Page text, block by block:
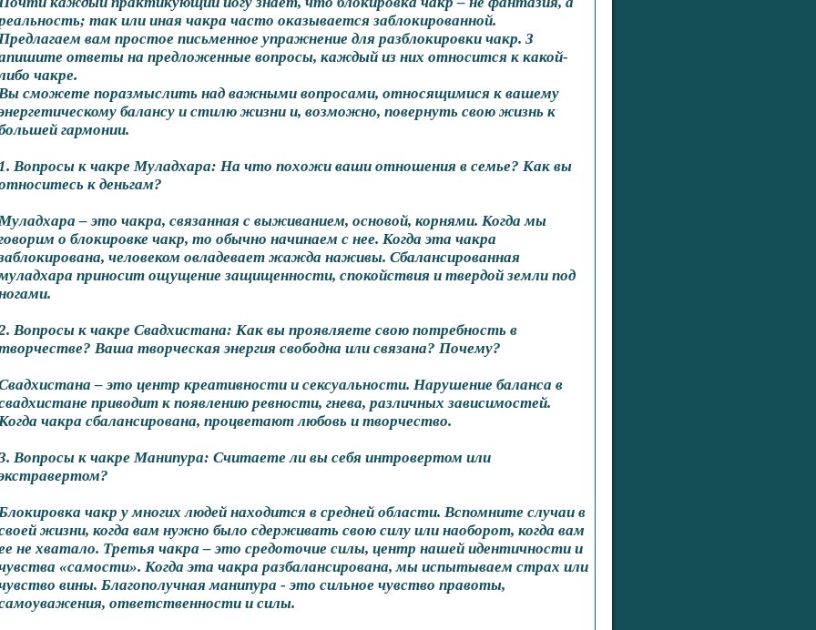
так или иная чакра часто оказывается заблокированной.
вам простое письменное упражнение для разблокировки чакр. З
ответы на предложенные вопросы, каждый из них относится к какой-
чакре.
сможете поразмыслить над важными вопросами, относящимися к вашему
балансу и стилю жизни и, возможно, повернуть свою жизнь к
гармонии.
Вопросы к чакре Муладхара: На что похожи ваши отношения в семье? Как вы
к деньгам?
– это чакра, связанная с выживанием, основой, корнями. Когда мы
о блокировке чакр, то обычно начинаем с нее. Когда эта чакра
человеком овладевает жажда наживы. Сбалансированная
приносит ощущение защищенности, спокойствия и твердой земли под
Вопросы к чакре Свадхистана: Как вы проявляете свою потребность в
Ваша творческая энергия свободна или связана? Почему?
– это центр креативности и сексуальности. Нарушение баланса в
приводит к появлению ревности, гнева, различных зависимостей.
чакра сбалансирована, процветают любовь и творчество.
Вопросы к чакре Манипура: Считаете ли вы себя интровертом или
чакр у многих людей находится в средней области. Вспомните случаи в
жизни, когда вам нужно было сдерживать свою силу или наоборот, когда вам
не хватало. Третья чакра – это средоточие силы, центр нашей идентичности и
«самости». Когда эта чакра разбалансирована, мы испытываем страх или
вины. Благополучная манипура - это сильное чувство правоты,
ответственности и силы.